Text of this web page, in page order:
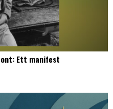
Ett manifest